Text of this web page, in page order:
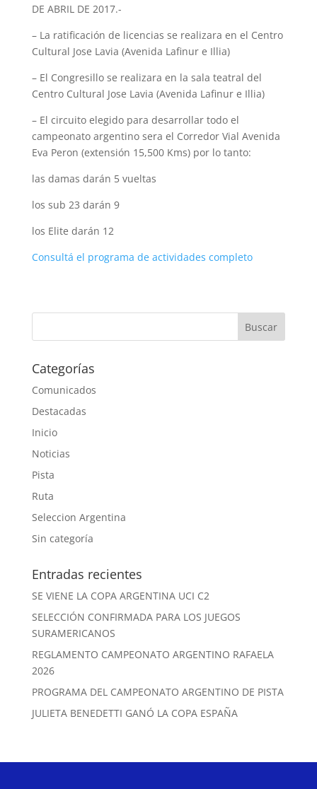
DE ABRIL DE 2017.-
– La ratificación de licencias se realizara en el Centro
Cultural Jose Lavia (Avenida Lafinur e Illia)
– El Congresillo se realizara en la sala teatral del
Centro Cultural Jose Lavia (Avenida Lafinur e Illia)
– El circuito elegido para desarrollar todo el
campeonato argentino sera el Corredor Vial Avenida
Eva Peron (extensión 15,500 Kms) por lo tanto:
las damas darán 5 vueltas
los sub 23 darán 9
los Elite darán 12
Consultá el programa de actividades completo
Categorías
Comunicados
Destacadas
Inicio
Noticias
Pista
Ruta
Seleccion Argentina
Sin categoría
Entradas recientes
SE VIENE LA COPA ARGENTINA UCI C2
SELECCIÓN CONFIRMADA PARA LOS JUEGOS
SURAMERICANOS
REGLAMENTO CAMPEONATO ARGENTINO RAFAELA
2026
PROGRAMA DEL CAMPEONATO ARGENTINO DE PISTA
JULIETA BENEDETTI GANÓ LA COPA ESPAÑA